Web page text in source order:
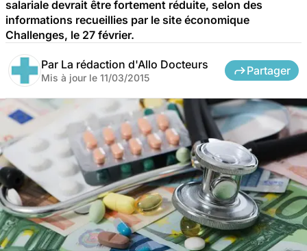
salariale devrait être fortement réduite, selon des
informations recueillies par le site économique
Challenges, le 27 février.
Par La rédaction d'Allo Docteurs
Mis à jour le 11/03/2015
Partager